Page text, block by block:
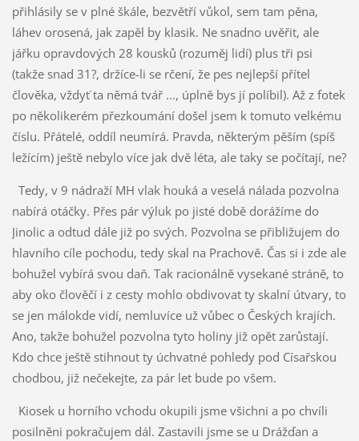
přihlásily se v plné škále, bezvětří vůkol, sem tam pěna,
láhev orosená, jak zapěl by klasik. Ne snadno uvěřit, ale
jářku opravdových 28 kousků (rozuměj lidí) plus tři psi
(takže snad 31?, držíce-li se rčení, že pes nejlepší přítel
člověka, vždyť ta němá tvář ..., úplně bys jí políbil). Až z fotek
po několikerém přezkoumání došel jsem k tomuto velkému
číslu. Přátelé, oddíl neumírá. Pravda, některým pěším (spíš
ležícím) ještě nebylo více jak dvě léta, ale taky se počítají, ne?
Tedy, v 9 nádraží MH vlak houká a veselá nálada pozvolna
nabírá otáčky. Přes pár výluk po jisté době dorážíme do
Jinolic a odtud dále již po svých. Pozvolna se přibližujem do
hlavního cíle pochodu, tedy skal na Prachově. Čas si i zde ale
bohužel vybírá svou daň. Tak racionálně vysekané stráně, to
aby oko člověčí i z cesty mohlo obdivovat ty skalní útvary, to
se jen málokde vidí, nemluvíce už vůbec o Českých krajích.
Ano, takže bohužel pozvolna tyto holiny již opět zarůstají.
Kdo chce ještě stihnout ty úchvatné pohledy pod Císařskou
chodbou, již nečekejte, za pár let bude po všem.
Kiosek u horního vchodu okupili jsme všichni a po chvíli
posilněni pokračujem dál. Zastavili jsme se u Drážďan a